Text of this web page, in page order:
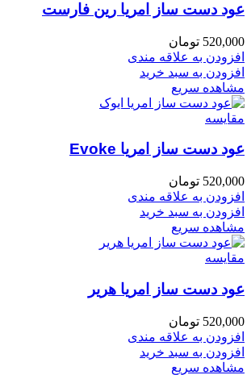
عود دست ساز امریا رین فارست
520,000 تومان
افزودن به علاقه مندی
افزودن به سبد خرید
مشاهده سریع
مقایسه
عود دست ساز امریا Evoke
520,000 تومان
افزودن به علاقه مندی
افزودن به سبد خرید
مشاهده سریع
مقایسه
عود دست ساز امریا هریر
520,000 تومان
افزودن به علاقه مندی
افزودن به سبد خرید
مشاهده سریع